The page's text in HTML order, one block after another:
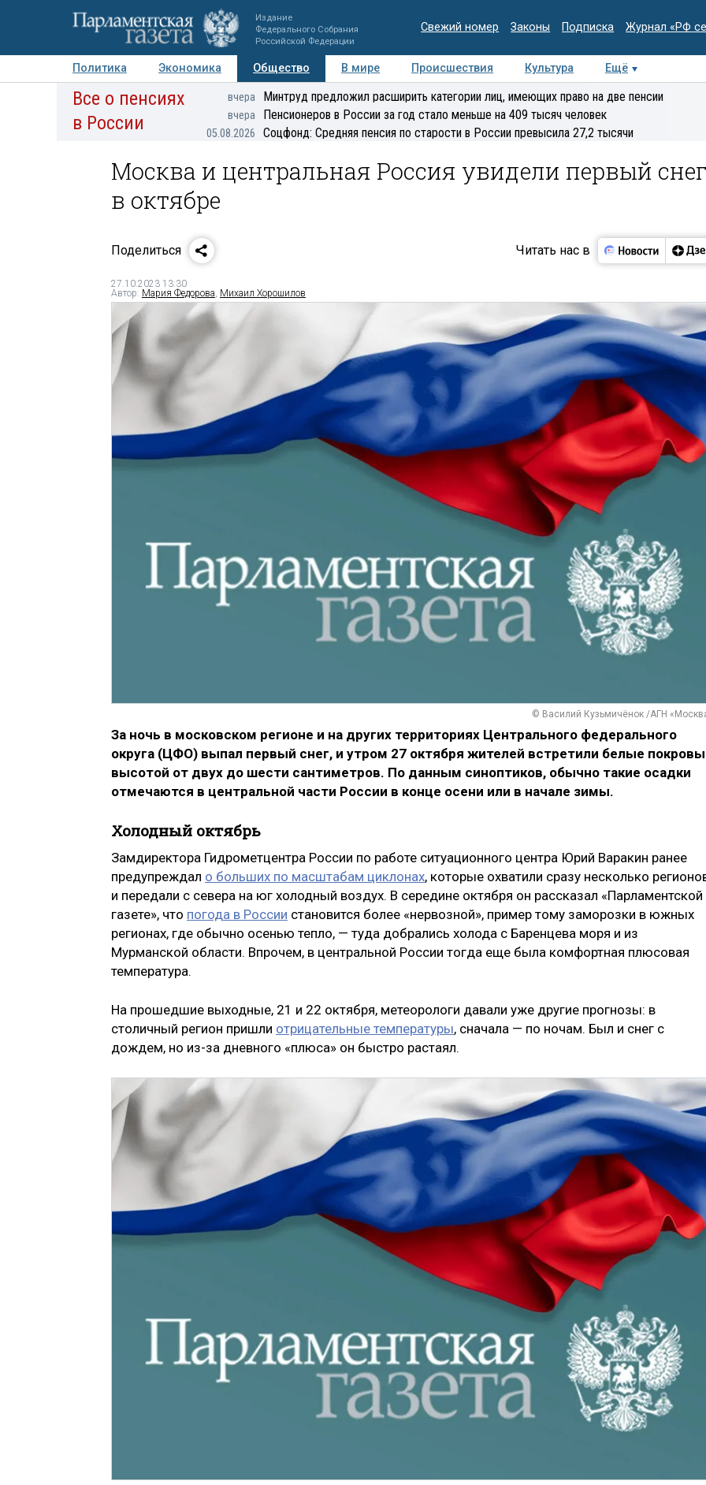
Издание
Федерального Собрания
Российской Федерации
Свежий номер Законы Подписка Журнал «РФ
Политика Экономика Общество В мире Происшествия Культура
Ещё
Авторы Персоны Мнения Регионы Медиацентр Интервью Колумнисты
Все о пенсиях
в России
вчера Минтруд предложил расширить категории лиц, имеющих право на две пенсии
вчера Пенсионеров в России за год стало меньше на 409 тысяч человек
05.08.2026 Соцфонд: Средняя пенсия по старости в России превысила 27,2 тысячи
Москва и центральная Россия увидели первый
в октябре
Поделиться Читать нас в
27.10.2023 13:30
Автор: Мария Федорова Михаил Хорошилов
© Василий Кузьмичёнок /АГН
За ночь в московском регионе и на других территориях Центрального федерального
округа (ЦФО) выпал первый снег, и утром 27 октября жителей встретили белые покровы
высотой от двух до шести сантиметров. По данным синоптиков, обычно такие осадки
отмечаются в центральной части России в конце осени или в начале зимы.
Холодный октябрь
Замдиректора Гидрометцентра России по работе ситуационного центра Юрий Варакин ранее
предупреждал о больших по масштабам циклонах, которые охватили сразу несколько
и передали с севера на юг холодный воздух. В середине октября он рассказал «Парламентской
газете», что погода в России становится более «нервозной», пример тому заморозки в южных
регионах, где обычно осенью тепло, — туда добрались холода с Баренцева моря и из
Мурманской области. Впрочем, в центральной России тогда еще была комфортная плюсовая
температура.
На прошедшие выходные, 21 и 22 октября, метеорологи давали уже другие прогнозы: в
столичный регион пришли отрицательные температуры, сначала — по ночам. Был и снег с
дождем, но из-за дневного «плюса» он быстро растаял.